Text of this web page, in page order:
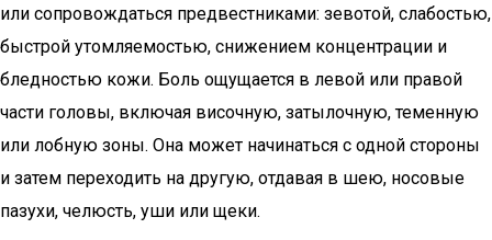
или сопровождаться предвестниками: зевотой, слабостью,
быстрой утомляемостью, снижением концентрации и
бледностью кожи. Боль ощущается в левой или правой
части головы, включая височную, затылочную, теменную
или лобную зоны. Она может начинаться с одной стороны
и затем переходить на другую, отдавая в шею, носовые
пазухи, челюсть, уши или щеки.